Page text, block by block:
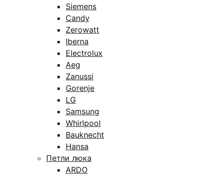
Siemens
Candy
Zerowatt
Iberna
Electrolux
Aeg
Zanussi
Gorenje
LG
Samsung
Whirlpool
Bauknecht
Hansa
Петли люка
ARDO